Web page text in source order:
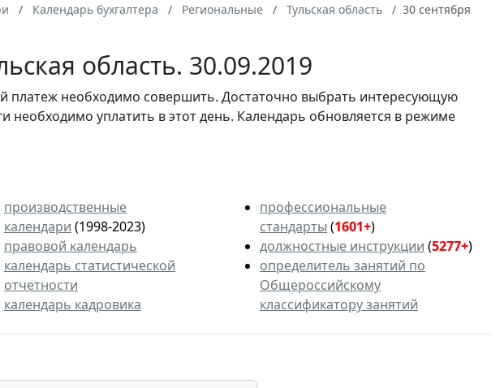
Календарь бухгалтера Региональные Тульская область
30 сентября
область. 30.09.2019
платеж необходимо совершить. Достаточно выбрать интересующую
необходимо уплатить в этот день. Календарь обновляется в режиме
производственные
календари (1998-2023)
правовой календарь
календарь статистической
отчетности
календарь кадровика
профессиональные
стандарты (1601+)
должностные инструкции (5277+)
определитель занятий по
Общероссийскому
классификатору занятий